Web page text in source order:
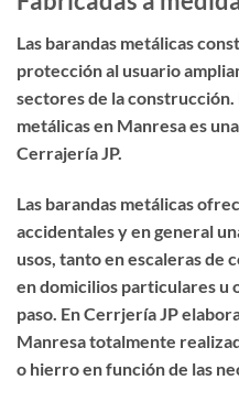
Las barandas metálicas
protección al usuario
sectores de la construcción.
metálicas en Manresaes
Cerrajería JP.
Las barandas metálicas
accidentales y en general
usos, tanto en escaleras de
en domicilios particulares u
paso. En Cerrjería JP
Manresa totalmente
o hierro en función de las